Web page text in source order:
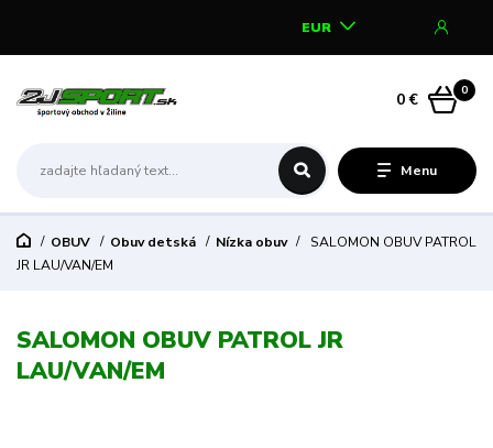
Menu
EUR
0
0 €
OBUV Obuv detská Nízka obuv
SALOMON OBUV PATROL
JR LAU/VAN/EM
SALOMON OBUV PATROL JR
LAU/VAN/EM